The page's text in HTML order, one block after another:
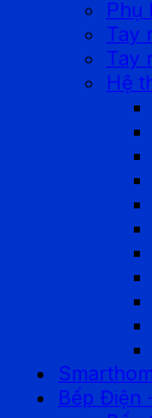
Phụ
Tay
Tay
Hệ
Bếp Điện